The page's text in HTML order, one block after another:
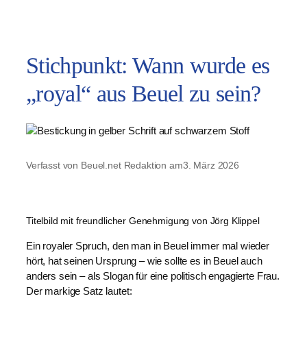
Stichpunkt: Wann wurde es
„royal“ aus Beuel zu sein?
Verfasst von Beuel.net Redaktion am3. März 2026
Titelbild mit freundlicher Genehmigung von Jörg Klippel
Ein royaler Spruch, den man in Beuel immer mal wieder
hört, hat seinen Ursprung – wie sollte es in Beuel auch
anders sein – als Slogan für eine politisch engagierte Frau.
Der markige Satz lautet: